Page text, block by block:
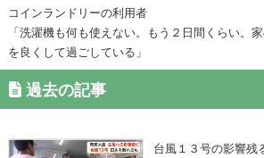
コインランドリーの利用者
「洗濯機も何も使えない。もう２日間くらい。
を良くして過ごしている」
過去の記事
台風１３号の影響